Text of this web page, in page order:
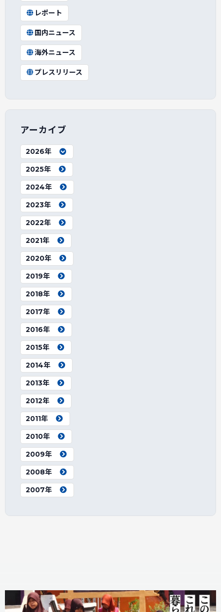
レポート
国内ニュース
海外ニュース
プレスリリース
アーカイブ
2026年
2025年
2024年
2023年
2022年
2021年
2020年
2019年
2018年
2017年
2016年
2015年
2014年
2013年
2012年
2011年
2010年
2009年
2008年
2007年